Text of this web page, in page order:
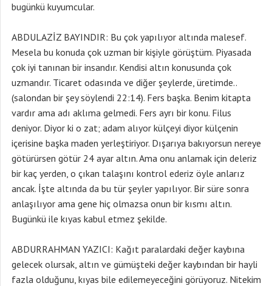
bugünkü kuyumcular.
ABDULAZİZ BAYINDIR: Bu çok yapılıyor altında malesef.
Mesela bu konuda çok uzman bir kişiyle görüştüm. Piyasada
çok iyi tanınan bir insandır. Kendisi altın konusunda çok
uzmandır. Ticaret odasında ve diğer şeylerde, üretimde..
(salondan bir şey söylendi 22:14). Fers başka. Benim kitapta
vardır ama adı aklıma gelmedi. Fers ayrı bir konu. Filus
deniyor. Diyor ki o zat; adam alıyor külçeyi diyor külçenin
içerisine başka maden yerleştiriyor. Dışarıya bakıyorsun nereye
götürürsen götür 24 ayar altın. Ama onu anlamak için deleriz
bir kaç yerden, o çıkan talaşını kontrol ederiz öyle anlarız
ancak. İşte altında da bu tür şeyler yapılıyor. Bir süre sonra
anlaşılıyor ama gene hiç olmazsa onun bir kısmı altın.
Bugünkü ile kıyas kabul etmez şekilde.
ABDURRAHMAN YAZICI: Kağıt paralardaki değer kaybına
gelecek olursak, altın ve gümüşteki değer kaybından bir hayli
fazla olduğunu, kıyas bile edilemeyeceğini görüyoruz. Nitekim